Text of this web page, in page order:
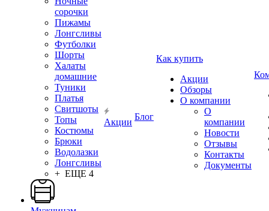
сорочки
Пижамы
Лонгсливы
Футболки
Шорты
Халаты
домашние
Туники
Платья
Свитшоты
Топы
Костюмы
Брюки
Водолазки
Лонгсливы
+ ЕЩЕ 4
Акции
Блог
Как купить
Акции
Обзоры
О компании
О
компании
Новости
Отзывы
Контакты
Документы